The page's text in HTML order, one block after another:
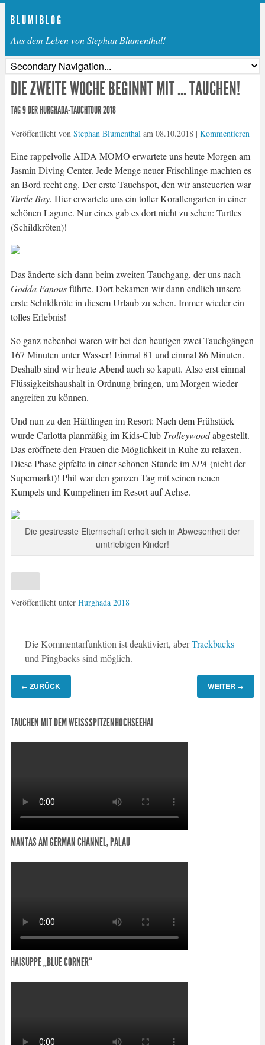
B L U M I B L O G
Aus dem Leben von Stephan Blumenthal!
DIE ZWEITE WOCHE BEGINNT MIT … TAUCHEN!
TAG 9 DER HURGHADA-TAUCHTOUR 2018
Veröffentlicht von Stephan Blumenthalam 08.10.2018| Kommentieren
Eine rappelvolle AIDA MOMO erwartete uns heute Morgen am
Jasmin Diving Center. Jede Menge neuer Frischlinge machten es
an Bord recht eng. Der erste Tauchspot, den wir ansteuerten war
Turtle Bay. Hier erwartete uns ein toller Korallengarten in einer
schönen Lagune. Nur eines gab es dort nicht zu sehen: Turtles
(Schildkröten)!
Das änderte sich dann beim zweiten Tauchgang, der uns nach
Godda Fanousführte. Dort bekamen wir dann endlich unsere
erste Schildkröte in diesem Urlaub zu sehen. Immer wieder ein
tolles Erlebnis!
So ganz nebenbei waren wir bei den heutigen zwei Tauchgängen
167 Minuten unter Wasser! Einmal 81 und einmal 86 Minuten.
Deshalb sind wir heute Abend auch so kaputt. Also erst einmal
Flüssigkeitshaushalt in Ordnung bringen, um Morgen wieder
angreifen zu können.
Und nun zu den Häftlingen im Resort: Nach dem Frühstück
wurde Carlotta planmäßig im Kids-Club Trolleywoodabgestellt.
Das eröffnete den Frauen die Möglichkeit in Ruhe zu relaxen.
Diese Phase gipfelte in einer schönen Stunde imSPA (nicht der
Supermarkt)! Phil war den ganzen Tag mit seinen neuen
Kumpels und Kumpelinen im Resort auf Achse.
Die gestresste Elternschaft erholt sich in Abwesenheit der
umtriebigen Kinder!
Veröffentlicht unter Hurghada 2018
Die Kommentarfunktion ist deaktiviert, aberTrackbacks
und Pingbacks sind möglich.
← ZURÜCK WEITER →
TAUCHEN MIT DEM WEISSSPITZENHOCHSEEHAI
MANTAS AM GERMAN CHANNEL, PALAU
HAISUPPE „BLUE CORNER“